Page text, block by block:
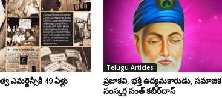
ఎమర్జెన్సీకి 49 ఏళ్లు
Telugu Articles
ప్రజాకవి, భక్తి ఉద్యమకారుడు, సమాజిక
సంస్కర్త సంత్‌ కబీర్‌దాస్‌